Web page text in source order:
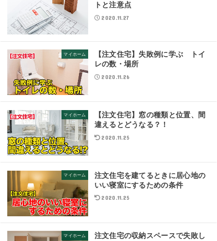
トと注意点
2020.11.27
マイホーム
【注文住宅】失敗例に学ぶ トイ
レの数・場所
2020.11.26
マイホーム
【注文住宅】窓の種類と位置、間
違えるとどうなる？！
2020.11.25
マイホーム
注文住宅を建てるときに居心地の
いい寝室にするための条件
2020.11.25
マイホーム
注文住宅の収納スペースで失敗し